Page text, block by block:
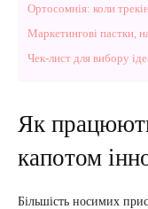
Ортосомнія: коли
Маркетингові пастки,
Чек-лист для вибору
Як
капотом
Більшість носимих